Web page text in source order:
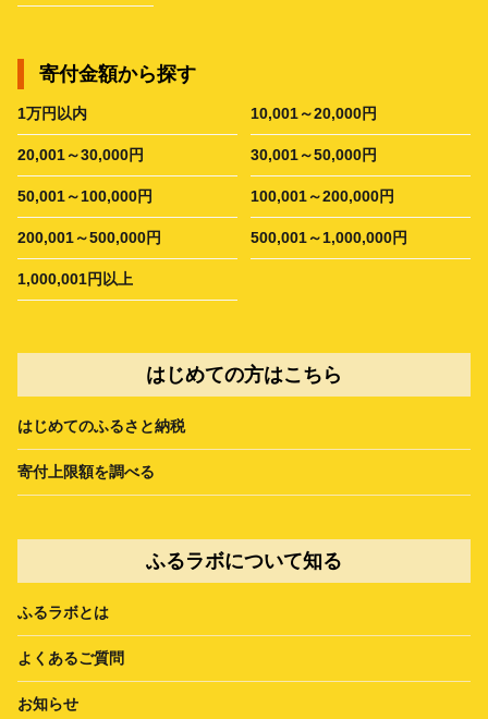
寄付金額から探す
1万円以内 10,001～20,000円
20,001～30,000円 30,001～50,000円
50,001～100,000円 100,001～200,000円
200,001～500,000円 500,001～1,000,000円
1,000,001円以上
はじめての方はこちら
はじめてのふるさと納税
寄付上限額を調べる
ふるラボについて知る
ふるラボとは
よくあるご質問
お知らせ